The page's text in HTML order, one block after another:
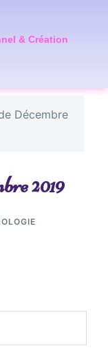
& Création
Décembre
2019